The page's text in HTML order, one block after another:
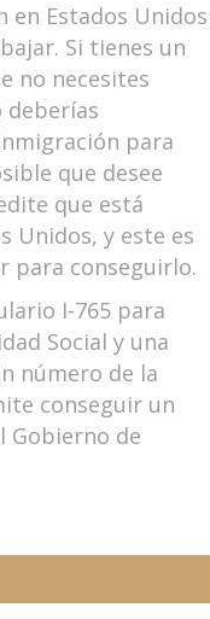
en Estados Unidos
Si tienes un
no necesites
para
que desee
que está
Unidos, y este es
para conseguirlo.
I-765 para
Social y una
número de la
conseguir un
Gobierno de